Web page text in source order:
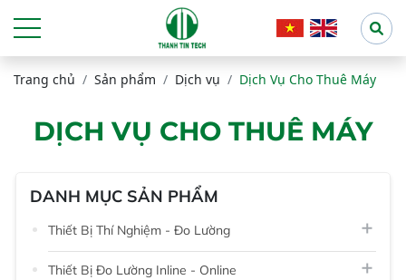
Trang chủ Sản phẩm Dịch vụ Dịch Vụ Cho Thuê Máy
DỊCH VỤ CHO THUÊ MÁY
DANH MỤC SẢN PHẨM
Thiết Bị Thí Nghiệm - Đo Lường
Thiết Bị Đo Lường Inline - Online